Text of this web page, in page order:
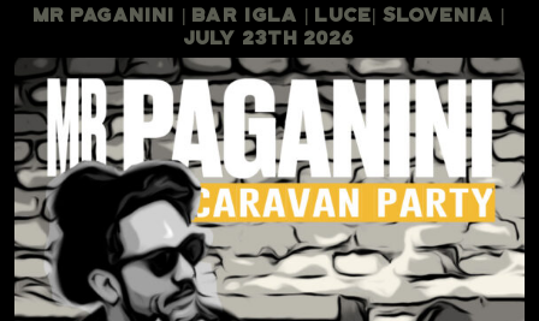
Mr Paganini | Bar Igla | Luce| Slovenia |
July 23th 2026